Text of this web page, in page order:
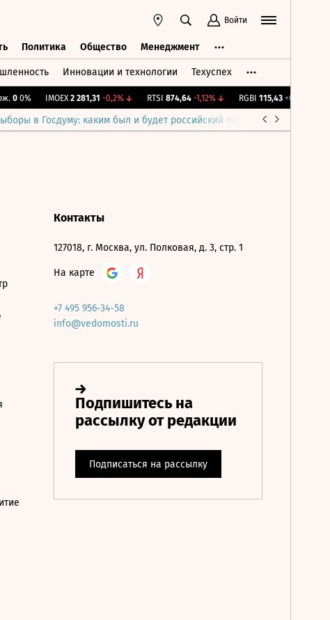
Войти
Политика Общество Менеджмент
Инновации и технологии Техуспех
0 0% IMOEX 2 281,31 -0,2%↓ RTSI 874,64 -1,12%↓ RGBI 115,43 +0,22%
в Госдуму: каким был и будет российский парламент
Контакты
127018, г. Москва, ул. Полковая, д. 3, стр. 1
На карте
+7 495 956-34-58
info@vedomosti.ru